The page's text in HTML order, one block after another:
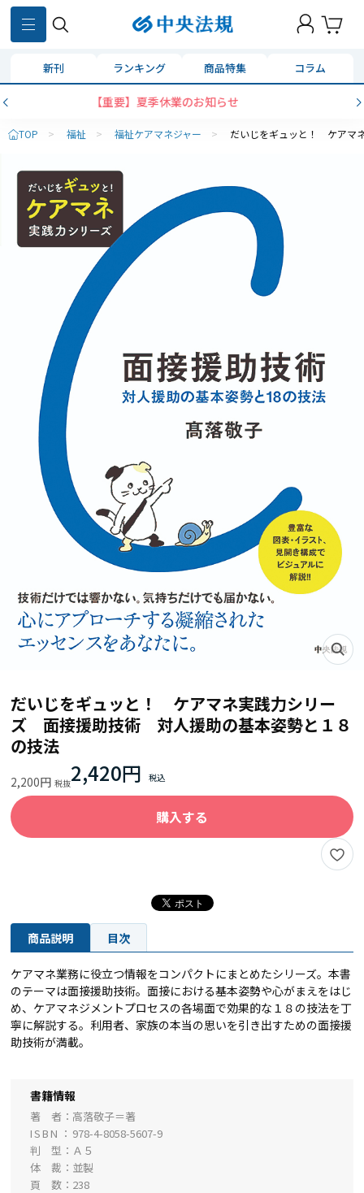
新刊 ランキング 商品特集 コラム
コンビニ決済に「セブンイレブン」を
TOP > 福祉 > 福祉ケアマネジャー > だいじをギュッと！ ケアマ
だいじをギュッと！ ケアマネ実践力シリー
ズ 面接援助技術 対人援助の基本姿勢と１８
の技法
2,200円 2,420円
購入する
商品説明 目次
ケアマネ業務に役立つ情報をコンパクトにまとめたシリーズ。本書
のテーマは面接援助技術。面接における基本姿勢や心がまえをはじ
め、ケアマネジメントプロセスの各場面で効果的な１８の技法を丁
寧に解説する。利用者、家族の本当の思いを引き出すための面接援
助技術が満載。
書籍情報
著 者
高落敬子＝著
ISBN
978-4-8058-5607-9
判 型
Ａ５
体 裁
並製
頁 数
238